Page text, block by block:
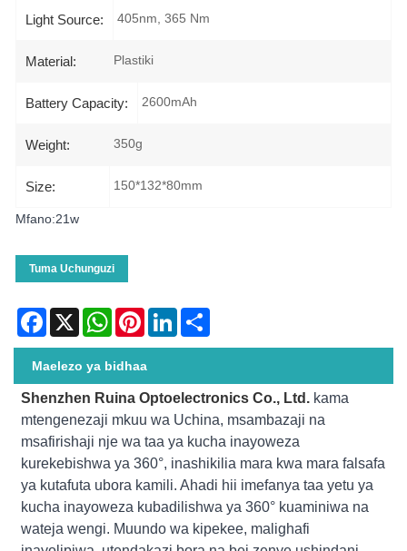
Light Source: 405nm, 365 Nm
Material: Plastiki
Battery Capacity: 2600mAh
Weight: 350g
Size: 150*132*80mm
Mfano:21w
Tuma Uchunguzi
Facebook
X WhatsAppPinterestLinkedIn
Maelezo ya bidhaa
Shenzhen Ruina Optoelectronics Co., Ltd. kama
mtengenezaji mkuu wa Uchina, msambazaji na
msafirishaji nje wa taa ya kucha inayoweza
kurekebishwa ya 360°, inashikilia mara kwa mara falsafa
ya kutafuta ubora kamili. Ahadi hii imefanya taa yetu ya
kucha inayoweza kubadilishwa ya 360° kuaminiwa na
wateja wengi. Muundo wa kipekee, malighafi